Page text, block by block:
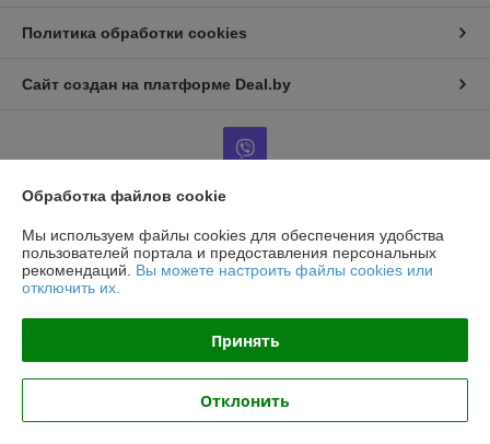
Политика обработки cookies
Сайт создан на платформе Deal.by
Информация для покупателя
Юридическое лицо:ООО ТорМашТорг
г. Минск, ул.Уборевича 99-85
Регистрационный номер ЕГР: 193809924
Регистрационный орган: Минский городской исполнительный комитет
Дата регистрации компании: 12.11.2024
Обработка файлов cookie
Мы используем файлы cookies для обеспечения удобства
пользователей портала и предоставления персональных
рекомендаций. Вы можете настроить файлы cookies или
отключить их.
Принять
Отклонить